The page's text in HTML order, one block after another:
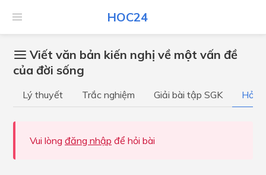
HOC24
Viết văn bản kiến nghị về một vấn đề
của đời sống
Lý thuyết Trắc nghiệm Giải bài tập SGK Hỏi
Vui lòng đăng nhập để hỏi bài